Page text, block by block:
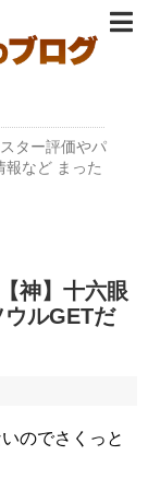
ター評価やパ
報など まった
神】十六眼
ルGETだ
のでさくっと